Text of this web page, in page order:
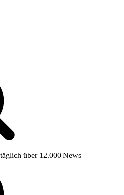
über 12.000 News